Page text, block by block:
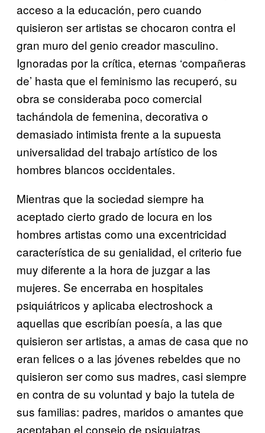
acceso a la educación, pero cuando
quisieron ser artistas se chocaron contra el
gran muro del genio creador masculino.
Ignoradas por la crítica, eternas ‘compañeras
de’ hasta que el feminismo las recuperó, su
obra se consideraba poco comercial
tachándola de femenina, decorativa o
demasiado intimista frente a la supuesta
universalidad del trabajo artístico de los
hombres blancos occidentales.
Mientras que la sociedad siempre ha
aceptado cierto grado de locura en los
hombres artistas como una excentricidad
característica de su genialidad, el criterio fue
muy diferente a la hora de juzgar a las
mujeres. Se encerraba en hospitales
psiquiátricos y aplicaba electroshock a
aquellas que escribían poesía, a las que
quisieron ser artistas, a amas de casa que no
eran felices o a las jóvenes rebeldes que no
quisieron ser como sus madres, casi siempre
en contra de su voluntad y bajo la tutela de
sus familias: padres, maridos o amantes que
aceptaban el consejo de psiquiatras